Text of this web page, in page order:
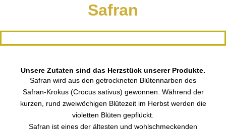
Safran
Unsere Zutaten sind das Herzstück unserer Produkte.
Safran wird aus den getrockneten Blütennarben des
Safran-Krokus (Crocus sativus) gewonnen. Während der
kurzen, rund zweiwöchigen Blütezeit im Herbst werden die
violetten Blüten gepflückt.
Safran ist eines der ältesten und wohlschmeckenden